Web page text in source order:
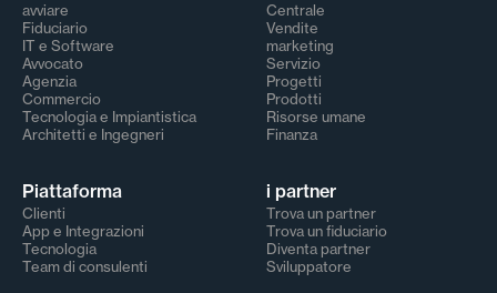
avviare
Fiduciario
IT e Software
Avvocato
Agenzia
Commercio
Tecnologia e Impiantistica
Architetti e Ingegneri
Centrale
Vendite
marketing
Servizio
Progetti
Prodotti
Risorse umane
Finanza
Piattaforma
Clienti
App e Integrazioni
Tecnologia
Team di consulenti
i partner
Trova un partner
Trova un fiduciario
Diventa partner
Sviluppatore